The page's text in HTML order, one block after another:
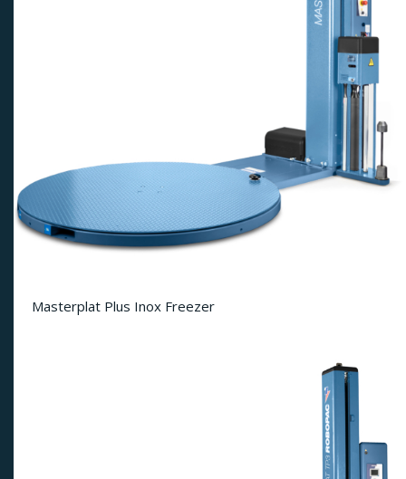
Masterplat Plus Inox Freezer